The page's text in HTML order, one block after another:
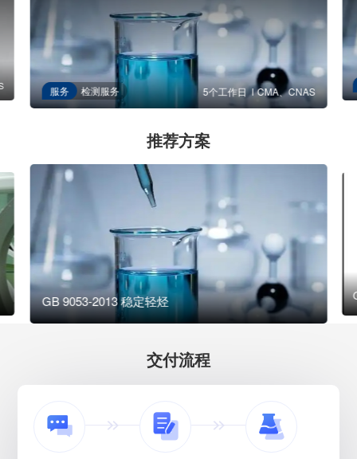
服务 检测服务 5个工作日 CMA、CNAS
推荐方案
GB 9053-2013 稳定轻烃
交付流程